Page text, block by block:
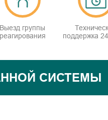
Выезд группы
реагирования
поддержка
СИСТЕМЫ